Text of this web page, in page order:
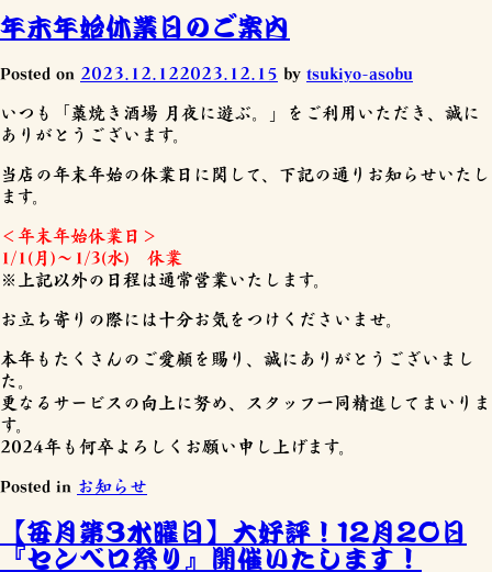
年末年始休業日のご案内
Posted on 2023.12.122023.12.15 by tsukiyo-asobu
いつも「藁焼き酒場 月夜に遊ぶ。」をご利用いただき、誠に
ありがとうございます。
当店の年末年始の休業日に関して、下記の通りお知らせいたし
ます。
＜年末年始休業日＞
1/1(月)～1/3(水) 休業
※上記以外の日程は通常営業いたします。
お立ち寄りの際には十分お気をつけくださいませ。
本年もたくさんのご愛顧を賜り、誠にありがとうございまし
た。
更なるサービスの向上に努め、スタッフ一同精進してまいりま
す。
2024年も何卒よろしくお願い申し上げます。
Posted in お知らせ
【毎月第3水曜日】大好評！12月20日
『センベロ祭り』開催いたします！